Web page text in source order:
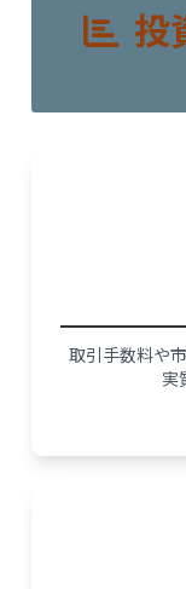
投
取引手数料や
実